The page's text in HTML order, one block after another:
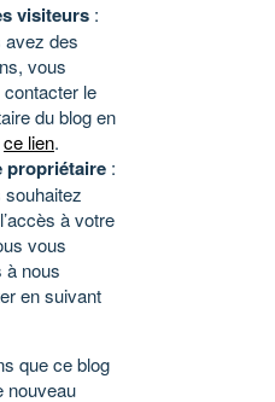
visiteurs :
avez des
vous
le
du blog en
ce lien.
propriétaire :
à votre
vous
à nous
en suivant
que ce blog
nouveau